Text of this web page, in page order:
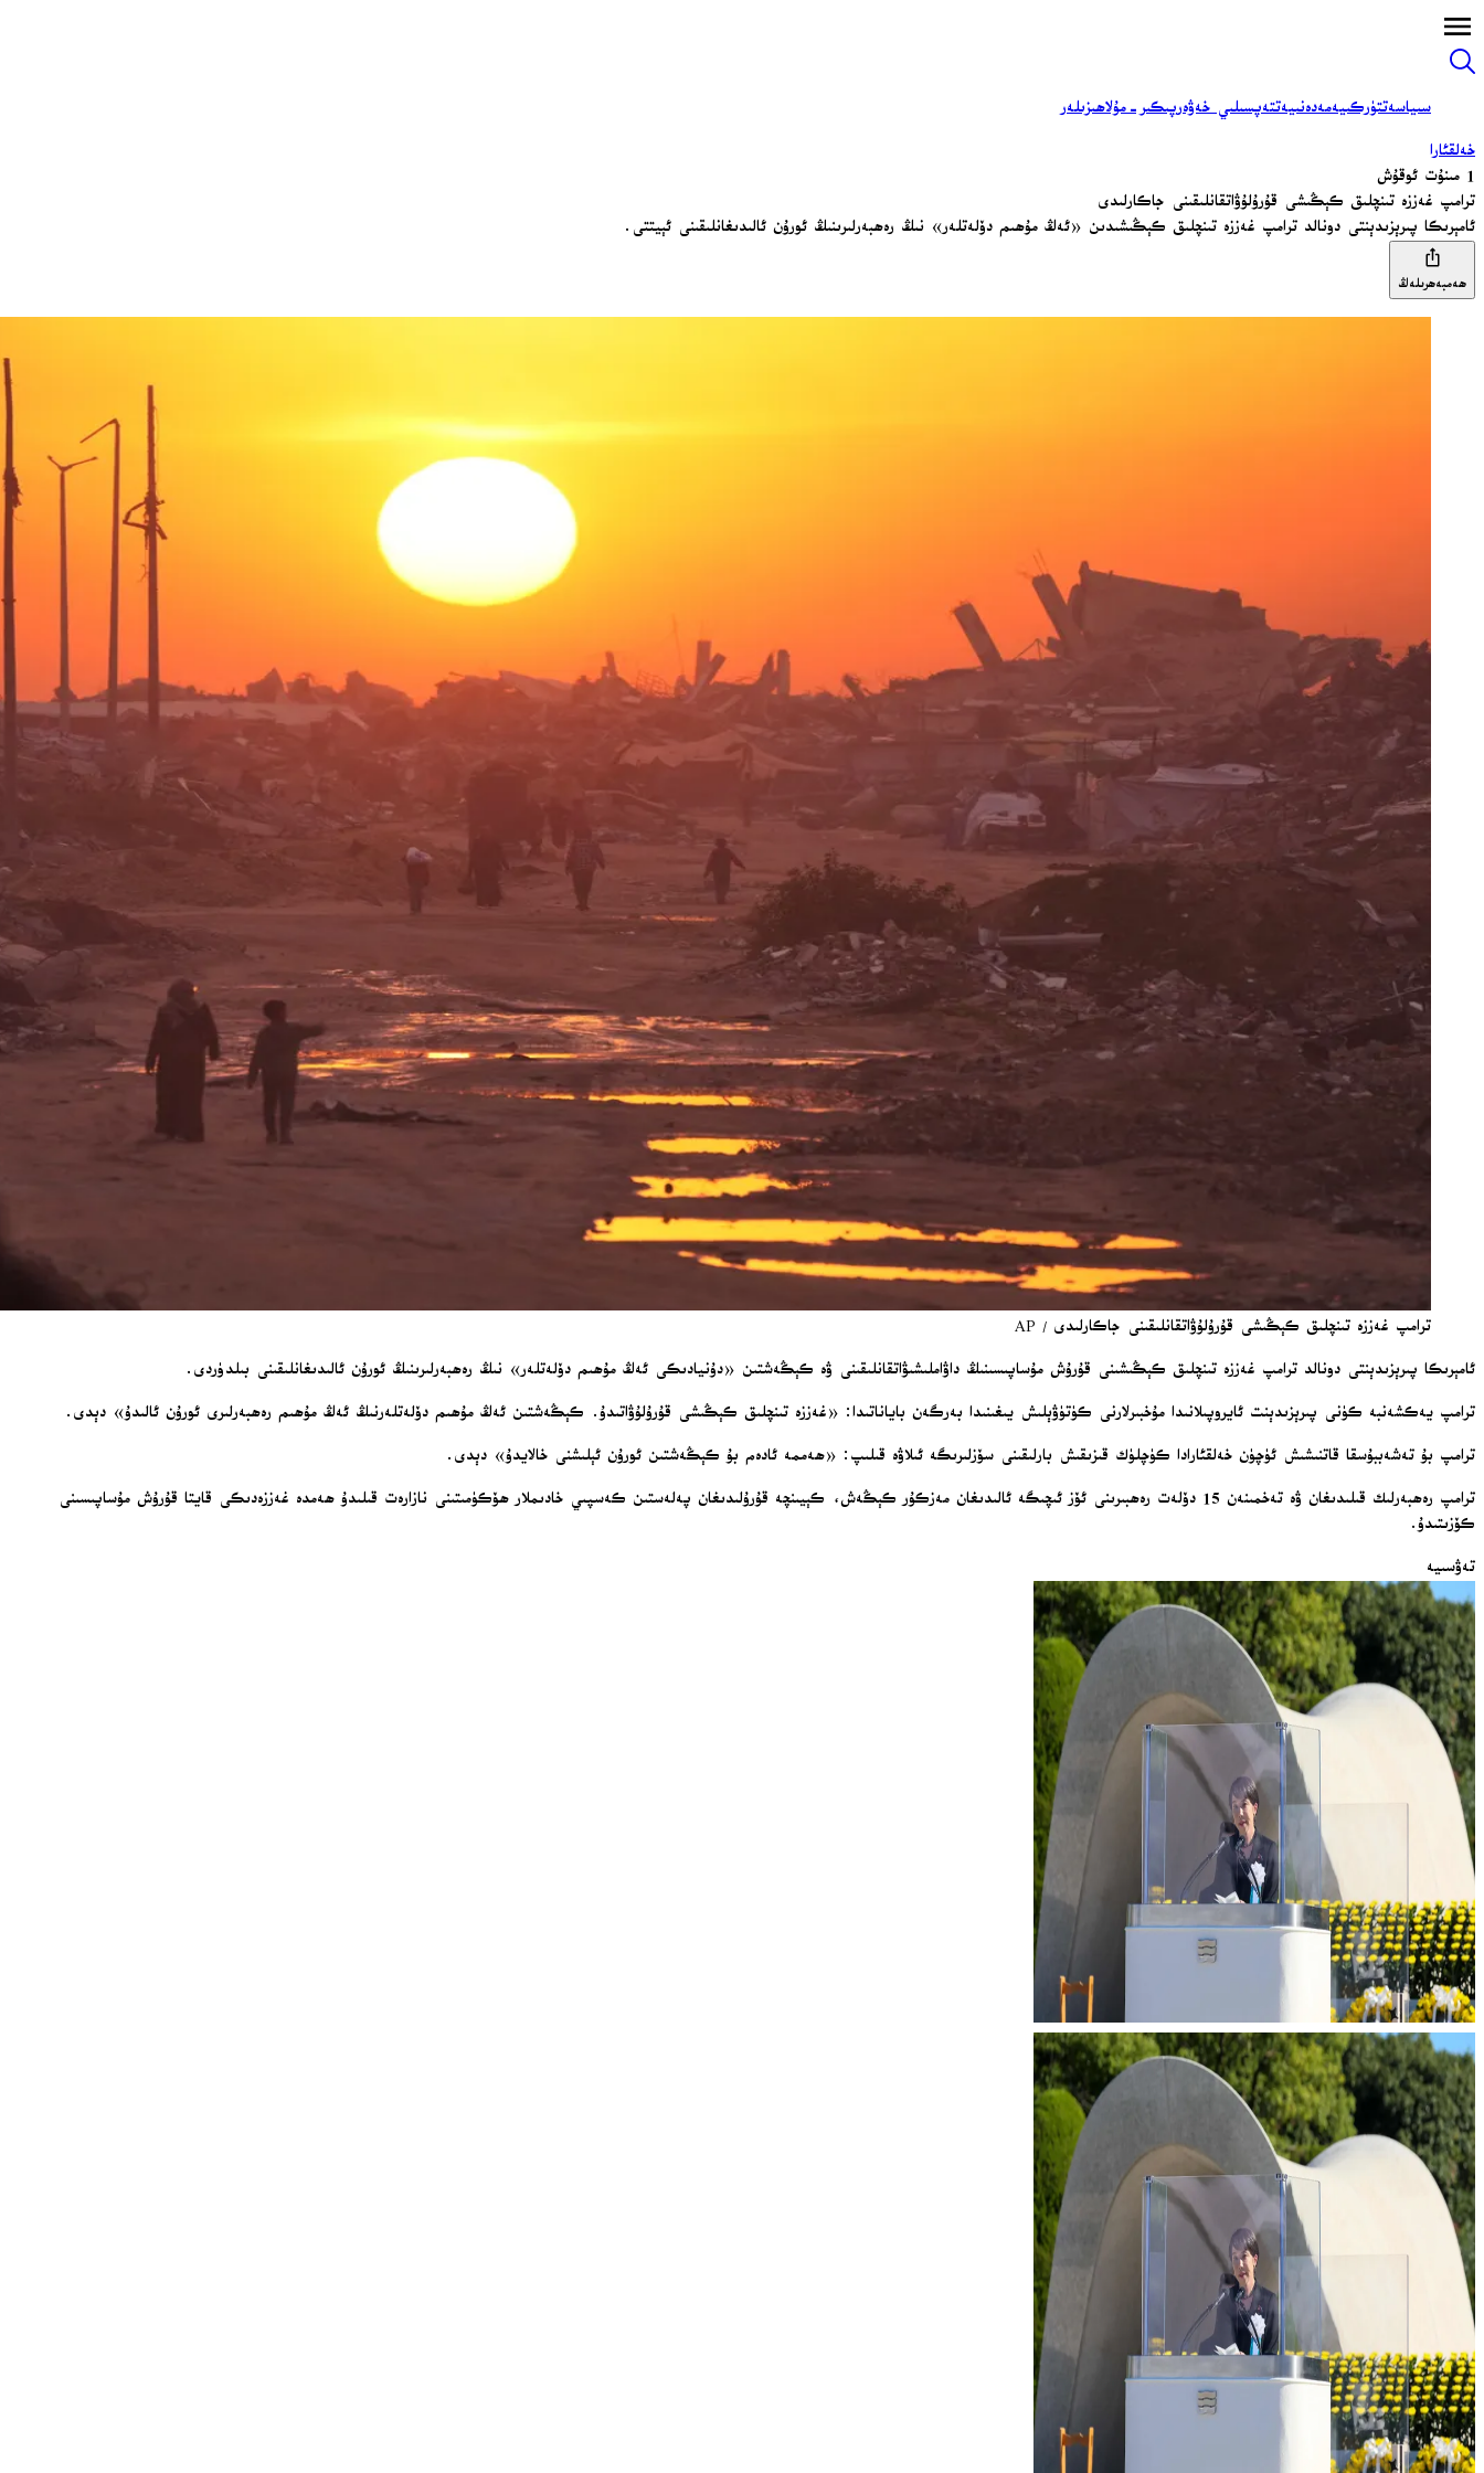
سىياسەتتۈركىيەمەدەنىيەتتەپسىلىي خەۋەرپىكىر-مۇلاھىزىلەر
خەلقئارا
1 مىنۇت ئوقۇش
ترامپ غەززە تىنچلىق كېڭىشى قۇرۇلۇۋاتقانلىقىنى جاكارلىدى
ئامېرىكا پىرېزىدېنتى دونالد ترامپ غەززە تىنچلىق كېڭىشىدىن «ئەڭ مۇھىم دۆلەتلەر» نىڭ رەھبەرلىرىنىڭ ئورۇن ئالىدىغانلىقىنى ئېيتتى.
ھەمبەھرىلەڭ
ترامپ غەززە تىنچلىق كېڭىشى قۇرۇلۇۋاتقانلىقىنى جاكارلىدى / AP
ئامېرىكا پىرېزىدېنتى دونالد ترامپ غەززە تىنچلىق كېڭىشىنى قۇرۇش مۇساپىسىنىڭ داۋاملىشىۋاتقانلىقىنى ۋە كېڭەشتىن «دۇنيادىكى ئەڭ مۇھىم دۆلەتلەر» نىڭ رەھبەرلىرىنىڭ ئورۇن ئالىدىغانلىقىنى بىلدۈردى.
ترامپ يەكشەنبە كۈنى پىرېزىدېنت ئايروپىلانىدا مۇخبىرلارنى كۈتۈۋېلىش يىغىنىدا بەرگەن باياناتىدا: «غەززە تىنچلىق كېڭىشى قۇرۇلۇۋاتىدۇ. كېڭەشتىن ئەڭ مۇھىم دۆلەتلەرنىڭ ئەڭ مۇھىم رەھبەرلىرى ئورۇن ئالىدۇ» دېدى.
ترامپ بۇ تەشەببۇسقا قاتنىشىش ئۈچۈن خەلقئارادا كۈچلۈك قىزىقىش بارلىقىنى سۆزلىرىگە ئىلاۋە قىلىپ: «ھەممە ئادەم بۇ كېڭەشتىن ئورۇن ئېلىشنى خالايدۇ» دېدى.
ترامپ رەھبەرلىك قىلىدىغان ۋە تەخمىنەن 15 دۆلەت رەھبىرىنى ئۆز ئىچىگە ئالىدىغان مەزكۇر كېڭەش، كېيىنچە قۇرۇلىدىغان پەلەستىن كەسپىي خادىملار ھۆكۈمىتىنى نازارەت قىلىدۇ ھەمدە غەززەدىكى قايتا قۇرۇش مۇساپىسىنى
كۆزىتىدۇ.
تەۋسىيە